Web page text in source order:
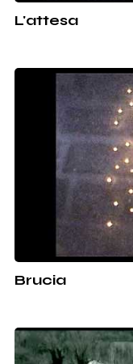
L'attesa
Brucia